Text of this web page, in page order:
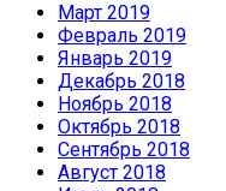
Март 2019
Февраль 2019
Январь 2019
Декабрь 2018
Ноябрь 2018
Октябрь 2018
Сентябрь 2018
Август 2018